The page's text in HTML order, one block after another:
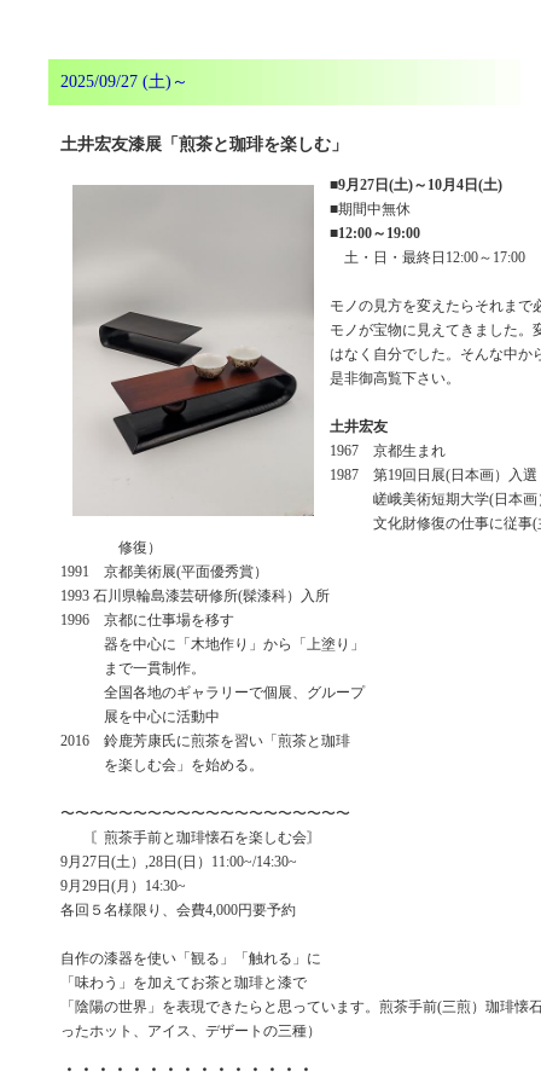
2025/09/27 (土)～
土井宏友漆展「煎茶と珈琲を楽しむ」
■9月27日(土)～10月4日(土)
■期間中無休
■12:00～19:00
土・日・最終日12:00～17:00
モノの見方を変えたらそれまで
モノが宝物に見えてきました。
はなく自分でした。そんな中か
是非御高覧下さい。
土井宏友
1967 京都生まれ
1987 第19回日展(日本画）入選
嵯峨美術短期大学(日本画
文化財修復の仕事に従事(
修復）
1991 京都美術展(平面優秀賞）
1993 石川県輪島漆芸研修所(髹漆科）入所
1996 京都に仕事場を移す
器を中心に「木地作り」から「上塗り」
まで一貫制作。
全国各地のギャラリーで個展、グループ
展を中心に活動中
2016 鈴鹿芳康氏に煎茶を習い「煎茶と珈琲
を楽しむ会」を始める。
〜〜〜〜〜〜〜〜〜〜〜〜〜〜〜〜〜〜〜〜
〘煎茶手前と珈琲懐石を楽しむ会〙
9月27日(土）,28日(日）11:00~/14:30~
9月29日(月）14:30~
各回５名様限り、会費4,000円要予約
自作の漆器を使い「観る」「触れる」に
「味わう」を加えてお茶と珈琲と漆で
「陰陽の世界」を表現できたらと思っています。煎茶手前(三煎）珈琲懐
ったホット、アイス、デザートの三種）